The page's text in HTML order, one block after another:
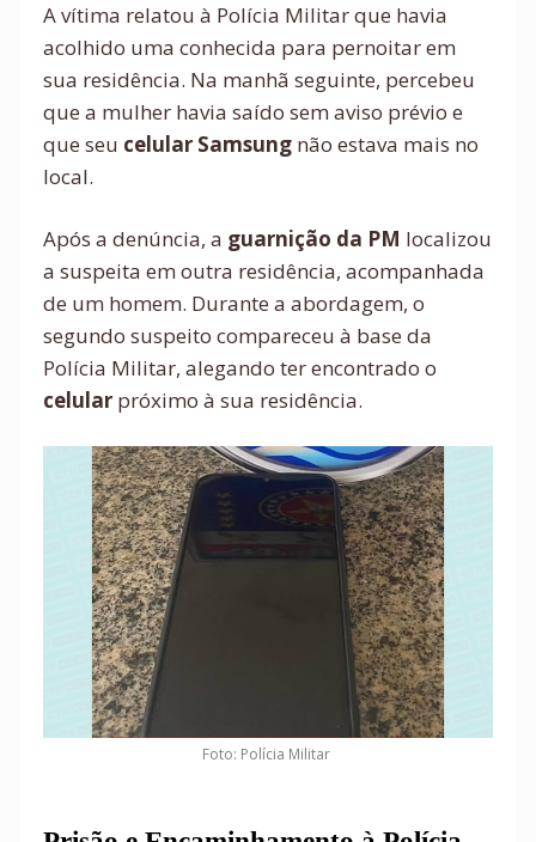
A vítima relatou à Polícia Militar que havia
acolhido uma conhecida para pernoitar em
sua residência. Na manhã seguinte, percebeu
que a mulher havia saído sem aviso prévio e
que seu celular Samsung não estava mais no
local.
Após a denúncia, a guarnição da PM localizou
a suspeita em outra residência, acompanhada
de um homem. Durante a abordagem, o
segundo suspeito compareceu à base da
Polícia Militar, alegando ter encontrado o
celular próximo à sua residência.
Foto: Polícia Militar